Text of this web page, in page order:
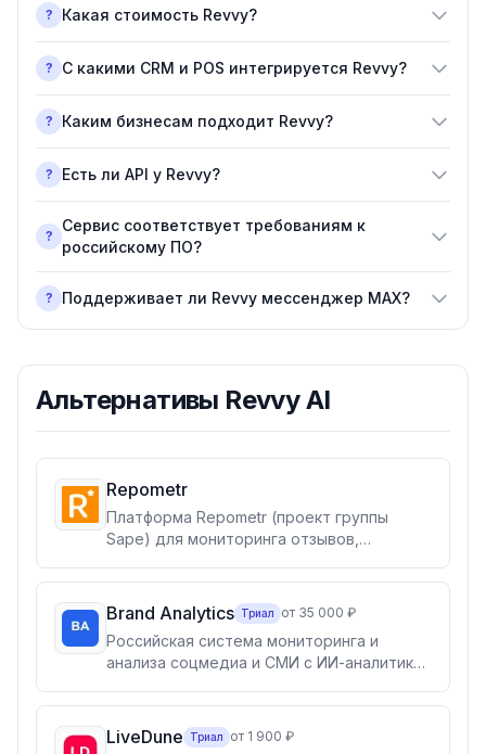
? Какая стоимость Revvy?
? С какими CRM и POS интегрируется Revvy?
? Каким бизнесам подходит Revvy?
? Есть ли API у Revvy?
?
Сервис соответствует требованиям к
российскому ПО?
? Поддерживает ли Revvy мессенджер MAX?
Альтернативы Revvy AI
Repometr
Платформа Repometr (проект группы
Sape) для мониторинга отзывов,
Яндекс.Картах, Google Maps, 2GIS и 22
других источниках. Более 42 000 точек
продаж клиентов уже ведутся через
систему.
Brand Analytics Триал от 35 000 ₽
Российская система мониторинга и
анализа соцмедиа и СМИ с ИИ-аналитикой
Для маркетинга, PR, клиентского сервиса,
HR и госструктур.
LiveDune Триал от 1 900 ₽